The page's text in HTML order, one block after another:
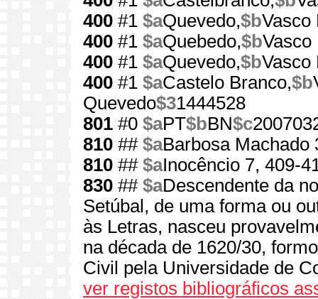
400 #1 $aQuevedo,$bVasco
400 #1 $aQuebedo,$bVasco
400 #1 $aQuevedo,$bVasco
400 #1 $aCastelo Branco,$b
Quevedo$31444528
801 #0 $aPT$bBN$c
810 ## $aBarbosa Machado
810 ## $aInocêncio 7, 409-
830 ## $aDescendente da
Setúbal, de uma forma ou
às Letras, nasceu
na década de 1620/30,
Civil pela Universidade de
ver registos bibliográficos